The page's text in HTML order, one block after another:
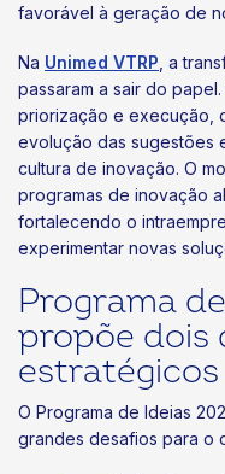
favorável à geração de
Na Unimed VTRP , a
passaram a sair do
priorização e execução,
evolução das sugestões
cultura de inovação. O
programas de inovação
fortalecendo o
experimentar novas
Programa
propõe dois
estratégicos
O Programa de Ideias
grandes desafios para o